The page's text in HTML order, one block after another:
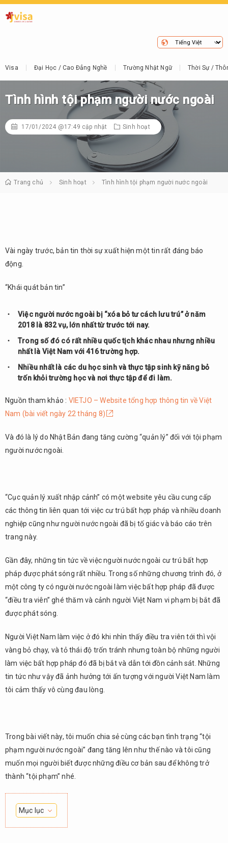
Visa Đại Học / Cao Đẳng Nghề Trường Nhật Ngữ Thời Sự /
Tình hình tội phạm người nước ngoài
17/01/2024 @17:49 cập nhật Sinh hoạt
Trang chủ Sinh hoạt Tình hình tội phạm người nước ngoài
Vài ngày trước, bản tin thời sự xuất hiện một tin rất đáng báo
động.
“Khái quát bản tin”
Việc người nước ngoài bị “xóa bỏ tư cách lưu trú” ở năm
2018 là 832 vụ, lớn nhất từ trước tới nay.
Trong số đó có rất nhiều quốc tịch khác nhau nhưng nhiều
nhất là Việt Nam với 416 trường hợp.
Nhiều nhất là các du học sinh và thực tập sinh kỹ năng bỏ
trốn khỏi trường học và nơi thực tập để đi làm.
Nguồn tham khảo : VIETJO – Website tổng hợp thông tin về Việt
Nam (bài viết ngày 22 tháng 8)
Và đó là lý do Nhật Bản đang tăng cường “quản lý” đối với tội phạm
người nước ngoài.
“Cục quản lý xuất nhập cảnh” có một website yêu cầu cung cấp
các thông tin liên quan tới việc cư trú bất hợp pháp và nhiều doanh
nghiệp cũng như người nước ngoài đã bị tố giác và báo cáo trên
trang này.
Gần đây, những tin tức về việc người nước ngoài cư trú bất hợp
pháp được phát sóng rất nhiều. Trong số những chương trình đó, ở
một công ty có người nước ngoài làm việc bất hợp pháp đã được
“điều tra viên” ghé thăm và cảnh người Việt Nam vi phạm bị bắt đã
được phát sóng.
Người Việt Nam làm việc ở đó khi nhìn thấy điều tra viên tới thì vội
vàng bỏ chạy, và tỏ thái độ trốn tránh nhưng toàn bộ những người
làm việc bất hợp pháp đó đã bị bắt và dẫn tới đồn cảnh sát. Những
tin tức như vậy đã ảnh hưởng tới ấn tượng với người Việt Nam làm
tôi cảm thấy vô cùng đau lòng.
Trong bài viết này, tôi muốn chia sẻ cùng các bạn tình trạng “tội
phạm người nước ngoài” đang tăng lên như thế nào và tôi cũng
muốn mọi người biết được những điều cơ bản sau để không trở
thành “tội phạm” nhé.
Mục lục
1.